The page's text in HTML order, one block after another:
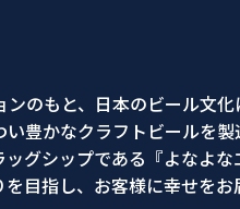
ンのもと、日本のビール文
豊かなクラフトビールを
グシップである『よなよ
目指し、お客様に幸せをお